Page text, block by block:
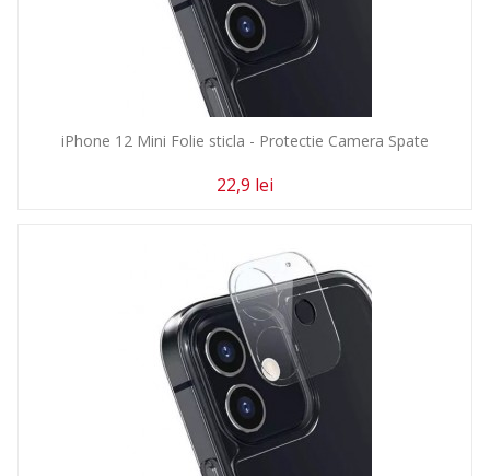
iPhone 12 Mini Folie sticla - Protectie Camera Spate
22,9 lei